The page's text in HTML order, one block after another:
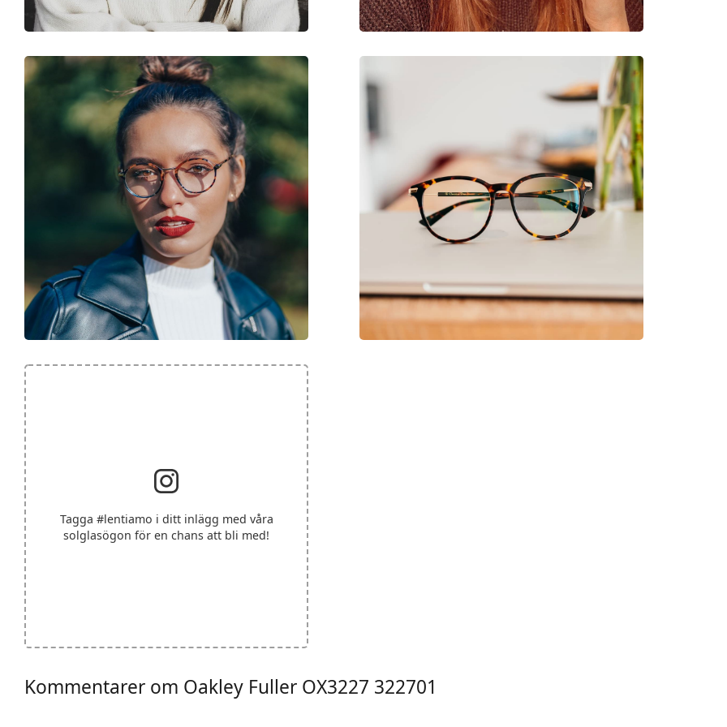
Användning:
Gaming
Kod:
0OX3227 322701
Tagga #lentiamo i ditt inlägg med våra
solglasögon för en chans att bli med!
Kommentarer om Oakley Fuller OX3227 322701